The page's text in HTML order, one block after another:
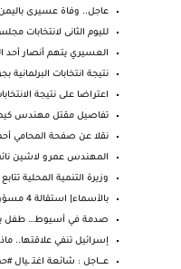
عاجل.. وفاة عسيرى
لليوم الثانى لانتخابات
العسيري يتهم أنصار أحد
نتيجة انتخابات البرلمانية
اعتراضا على نتيجة
تفاصيل مقتل مهندس كيمياء نووية
نقلا عن صفحة المحامي
المهندس عمرو لاشين
وزيرة التنمية المحلية
بالأسماء| استقالة 4 مسؤولين كبار بالسكة الحديد.. ب...
صدمة في أسيوط… طفل
إسرائيل تنفي علاقتها..
عـــــاجل : شائعة اغتـ